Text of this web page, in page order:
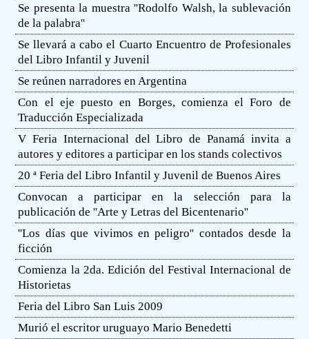
Se presenta la muestra ''Rodolfo Walsh, la sublevación
de la palabra''
Se llevará a cabo el Cuarto Encuentro de Profesionales
del Libro Infantil y Juvenil
Se reúnen narradores en Argentina
Con el eje puesto en Borges, comienza el Foro de
Traducción Especializada
V Feria Internacional del Libro de Panamá invita a
autores y editores a participar en los stands colectivos
20 ª Feria del Libro Infantil y Juvenil de Buenos Aires
Convocan a participar en la selección para la
publicación de ''Arte y Letras del Bicentenario''
''Los días que vivimos en peligro'' contados desde la
ficción
Comienza la 2da. Edición del Festival Internacional de
Historietas
Feria del Libro San Luis 2009
Murió el escritor uruguayo Mario Benedetti